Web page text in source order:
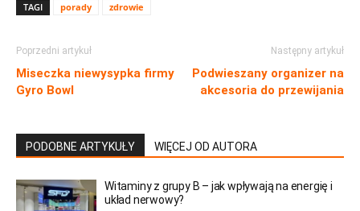
TAGI porady zdrowie
Poprzedni artykuł
Miseczka niewysypka firmy
Gyro Bowl
Następny artykuł
Podwieszany organizer na
akcesoria do przewijania
PODOBNE ARTYKUŁY WIĘCEJ OD AUTORA
Witaminy z grupy B – jak wpływają na energię i
układ nerwowy?